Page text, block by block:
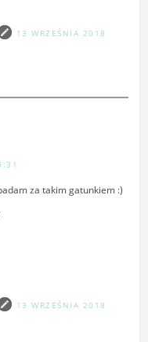
13 WRZEŚNIA 2018
za takim gatunkiem :)
13 WRZEŚNIA 2018